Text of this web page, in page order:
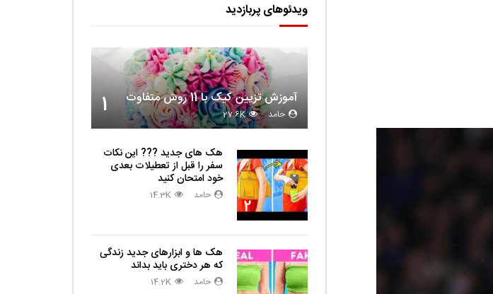
ویدئوهای پربازدید
1 آموزش تزیین کیک با 11 روش متفاوت
حامد 27.6K
2
هک های جدید ??️? این نکات
سفر را قبل از تعطیلات بعدی
خود امتحان کنید
حامد 14.3K
هک ها و ابزارهای جدید زندگی
که هر دختری باید بداند
حامد 14.2K